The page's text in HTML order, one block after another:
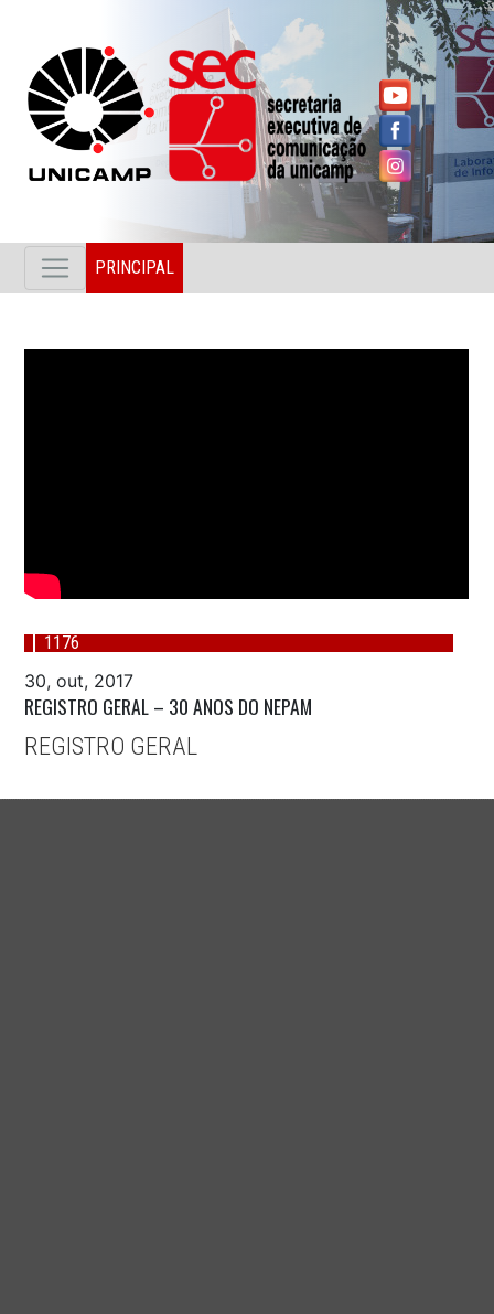
PRINCIPAL
1176
30, out, 2017
REGISTRO GERAL – 30 ANOS DO NEPAM
REGISTRO GERAL